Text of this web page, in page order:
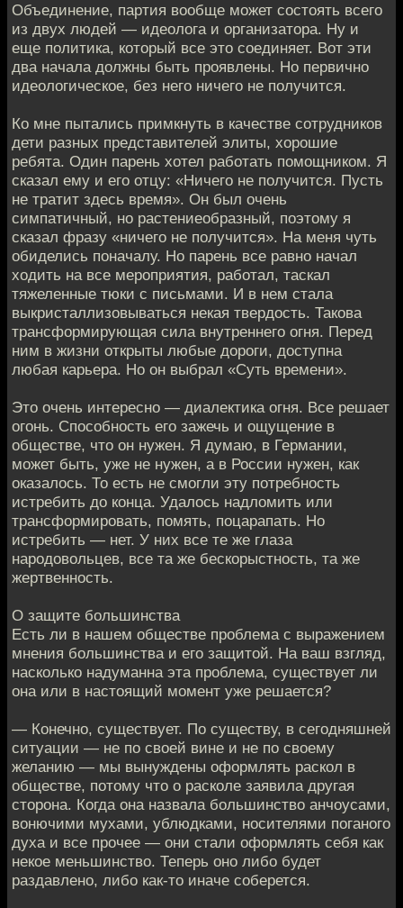
Объединение, партия вообще может состоять всего
из двух людей — идеолога и организатора. Ну и
еще политика, который все это соединяет. Вот эти
два начала должны быть проявлены. Но первично
идеологическое, без него ничего не получится.
Ко мне пытались примкнуть в качестве сотрудников
дети разных представителей элиты, хорошие
ребята. Один парень хотел работать помощником. Я
сказал ему и его отцу: «Ничего не получится. Пусть
не тратит здесь время». Он был очень
симпатичный, но растениеобразный, поэтому я
сказал фразу «ничего не получится». На меня чуть
обиделись поначалу. Но парень все равно начал
ходить на все мероприятия, работал, таскал
тяжеленные тюки с письмами. И в нем стала
выкристаллизовываться некая твердость. Такова
трансформирующая сила внутреннего огня. Перед
ним в жизни открыты любые дороги, доступна
любая карьера. Но он выбрал «Суть времени».
Это очень интересно — диалектика огня. Все решает
огонь. Способность его зажечь и ощущение в
обществе, что он нужен. Я думаю, в Германии,
может быть, уже не нужен, а в России нужен, как
оказалось. То есть не смогли эту потребность
истребить до конца. Удалось надломить или
трансформировать, помять, поцарапать. Но
истребить — нет. У них все те же глаза
народовольцев, все та же бескорыстность, та же
жертвенность.
О защите большинства
Есть ли в нашем обществе проблема с выражением
мнения большинства и его защитой. На ваш взгляд,
насколько надуманна эта проблема, существует ли
она или в настоящий момент уже решается?
— Конечно, существует. По существу, в сегодняшней
ситуации — не по своей вине и не по своему
желанию — мы вынуждены оформлять раскол в
обществе, потому что о расколе заявила другая
сторона. Когда она назвала большинство анчоусами,
вонючими мухами, ублюдками, носителями поганого
духа и все прочее — они стали оформлять себя как
некое меньшинство. Теперь оно либо будет
раздавлено, либо как-то иначе соберется.